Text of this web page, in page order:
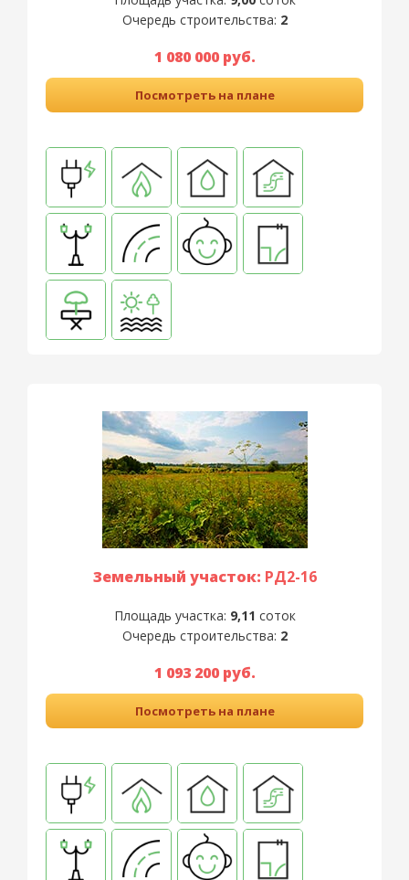
Очередь строительства: 2
1 080 000 руб.
Посмотреть на плане
Земельный участок: РД2-16
Площадь участка: 9,11 соток
Очередь строительства: 2
1 093 200 руб.
Посмотреть на плане